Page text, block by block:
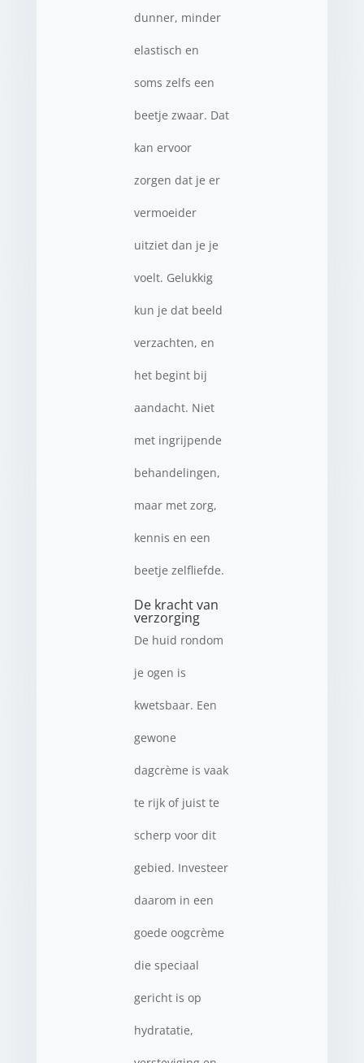
dunner, minder
elastisch en
soms zelfs een
beetje zwaar. Dat
kan ervoor
zorgen dat je er
vermoeider
uitziet dan je je
voelt. Gelukkig
kun je dat beeld
verzachten, en
het begint bij
aandacht. Niet
met ingrijpende
behandelingen,
maar met zorg,
kennis en een
beetje zelfliefde.
De kracht van
verzorging
De huid rondom
je ogen is
kwetsbaar. Een
gewone
dagcrème is vaak
te rijk of juist te
scherp voor dit
gebied. Investeer
daarom in een
goede oogcrème
die speciaal
gericht is op
hydratatie,